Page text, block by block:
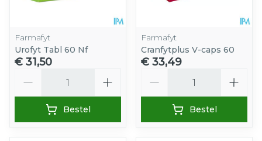
Farmafyt
Urofyt Tabl 60 Nf
€ 31,50
Bestel
Farmafyt
Cranfytplus V-caps 60
€ 33,49
Bestel